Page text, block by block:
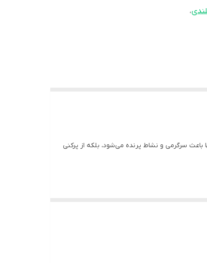
،
باعث سرگرمی و نشاط پرنده می‌شود، بلکه از پرکنی